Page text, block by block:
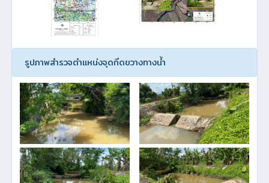
รูปภาพสำรวจตำแหน่งจุดกีดขวางทางน้ำ